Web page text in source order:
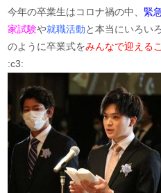
今年の卒業生はコロナ禍の中、緊
家試験や就職活動と本当にいろい
のように卒業式をみんなで迎える
:c3: